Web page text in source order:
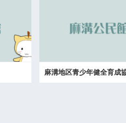
麻溝地区青少年健全育成